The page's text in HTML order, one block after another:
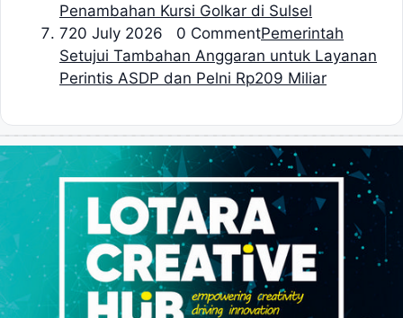
Penambahan Kursi Golkar di Sulsel
720 July 2026 0 CommentPemerintah
Setujui Tambahan Anggaran untuk Layanan
Perintis ASDP dan Pelni Rp209 Miliar